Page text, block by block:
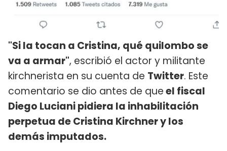
"Si la tocan a Cristina, qué quilombo se
va a armar", escribió el actor y militante
kirchnerista en su cuenta de Twitter. Este
comentario se dio antes de queel fiscal
Diego Luciani pidiera la inhabilitación
perpetua de Cristina Kirchner y los
demás imputados.